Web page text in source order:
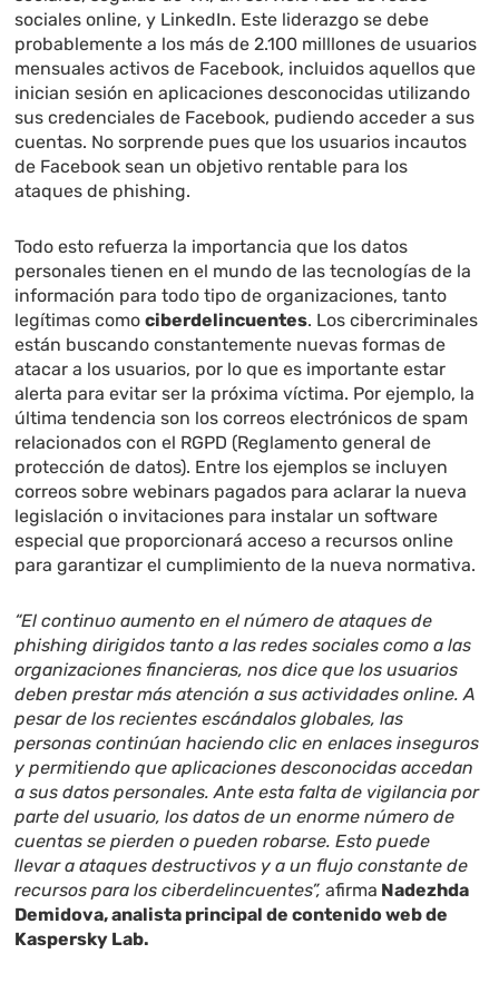
sociales online, y LinkedIn. Este liderazgo se debe
probablemente a los más de 2.100 milllones de usuarios
mensuales activos de Facebook, incluidos aquellos que
inician sesión en aplicaciones desconocidas utilizando
sus credenciales de Facebook, pudiendo acceder a sus
cuentas. No sorprende pues que los usuarios incautos
de Facebook sean un objetivo rentable para los
ataques de phishing.
Todo esto refuerza la importancia que los datos
personales tienen en el mundo de las tecnologías de la
información para todo tipo de organizaciones, tanto
legítimas comociberdelincuentes. Los cibercriminales
están buscando constantemente nuevas formas de
atacar a los usuarios, por lo que es importante estar
alerta para evitar ser la próxima víctima. Por ejemplo, la
última tendencia son los correos electrónicos de spam
relacionados con el RGPD (Reglamento general de
protección de datos). Entre los ejemplos se incluyen
correos sobre webinars pagados para aclarar la nueva
legislación o invitaciones para instalar un software
especial que proporcionará acceso a recursos online
para garantizar el cumplimiento de la nueva normativa.
“El continuo aumento en el número de ataques de
phishing dirigidos tanto a las redes sociales como a las
organizaciones financieras, nos dice que los usuarios
deben prestar más atención a sus actividades online. A
pesar de los recientes escándalos globales, las
personas continúan haciendo clic en enlaces inseguros
y permitiendo que aplicaciones desconocidas accedan
a sus datos personales. Ante esta falta de vigilancia por
parte del usuario, los datos de un enorme número de
cuentas se pierden o pueden robarse. Esto puede
llevar a ataques destructivos y a un flujo constante de
recursos para los ciberdelincuentes”,afirma Nadezhda
Demidova, analista principal de contenido web de
Kaspersky Lab.